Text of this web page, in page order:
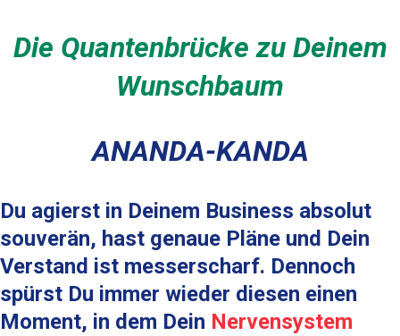
Die Quantenbrücke zu Deinem
Wunschbaum
ANANDA-KANDA
Du agierst in Deinem Business absolut
souverän, hast genaue Pläne und Dein
Verstand ist messerscharf. Dennoch
spürst Du immer wieder diesen einen
Moment, in dem Dein Nervensystem